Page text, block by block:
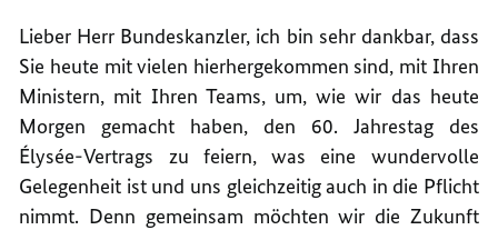
Lieber Herr Bundeskanzler, ich bin sehr dankbar, dass
Sie heute mit vielen hierhergekommen sind, mit Ihren
Ministern, mit Ihren Teams, um, wie wir das heute
Morgen gemacht haben, den 60. Jahrestag des
Élysée-Vertrags zu feiern, was eine wundervolle
Gelegenheit ist und uns gleichzeitig auch in die Pflicht
nimmt. Denn gemeinsam möchten wir die Zukunft